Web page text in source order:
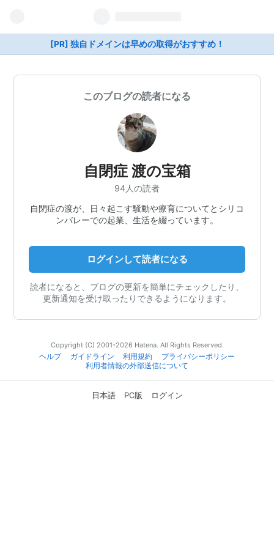
[PR] 独自ドメインは早めの取得がおすすめ！
このブログの読者になる
自閉症 渡の宝箱
94人の読者
自閉症の渡が、日々起こす騒動や療育についてとシリコ
ンバレーでの起業、生活を綴っています。
ログインして読者になる
読者になると、ブログの更新を簡単にチェックしたり、
更新通知を受け取ったりできるようになります。
Copyright (C) 2001-2026 Hatena. All Rights Reserved.
ヘルプ
ガイドライン 利用規約
プライバシーポリシー
利用者情報の外部送信について
日本語 PC版 ログイン